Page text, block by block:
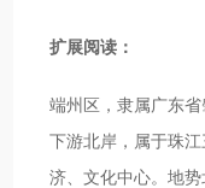
扩展阅读：
端州区，隶属广东
下游北岸，属于珠
济、文化中心。地